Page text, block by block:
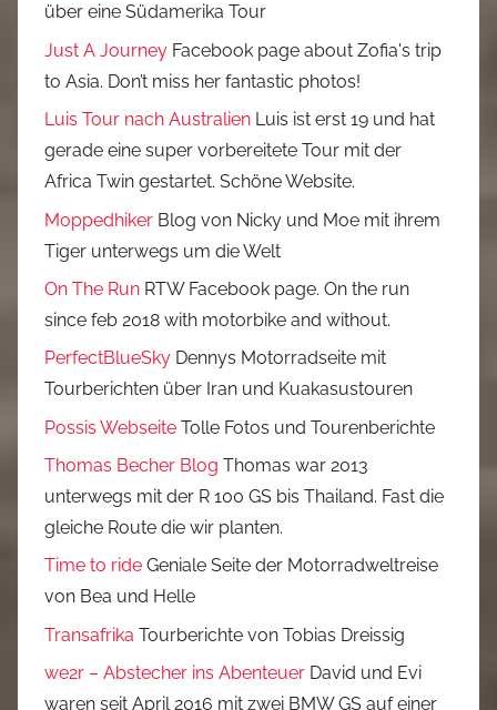
über eine Südamerika Tour
Just A Journey Facebook page about Zofia's trip
to Asia. Don’t miss her fantastic photos!
Luis Tour nach Australien Luis ist erst 19 und hat
gerade eine super vorbereitete Tour mit der
Africa Twin gestartet. Schöne Website.
Moppedhiker Blog von Nicky und Moe mit ihrem
Tiger unterwegs um die Welt
On The Run RTW Facebook page. On the run
since feb 2018 with motorbike and without.
PerfectBlueSky Dennys Motorradseite mit
Tourberichten über Iran und Kuakasustouren
Possis Webseite Tolle Fotos und Tourenberichte
Thomas Becher Blog Thomas war 2013
unterwegs mit der R 100 GS bis Thailand. Fast die
gleiche Route die wir planten.
Time to ride Geniale Seite der Motorradweltreise
von Bea und Helle
Transafrika Tourberichte von Tobias Dreissig
we2r – Abstecher ins Abenteuer David und Evi
waren seit April 2016 mit zwei BMW GS auf einer